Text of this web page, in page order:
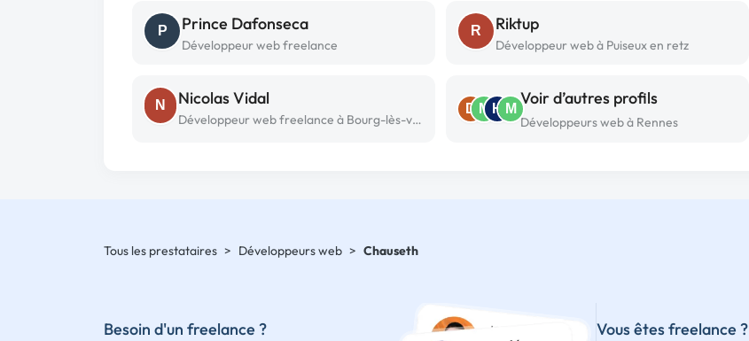
P Prince Dafonseca
Développeur web freelance
R Riktup
Développeur web à Puiseux en retz
N Nicolas Vidal
Développeur web freelance à Bourg-lès-valence
D M H M
Voir d’autres profils
Développeurs web à Rennes
Tous les prestataires > Développeurs web > Chauseth
Besoin d'un freelance ? Vous êtes freelance ?